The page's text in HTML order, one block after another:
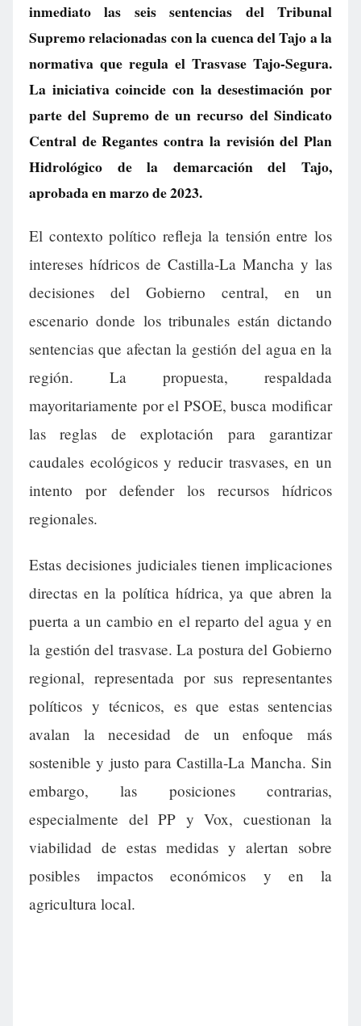
inmediato las seis sentencias del Tribunal
Supremo relacionadas con la cuenca del Tajo a la
normativa que regula el Trasvase Tajo-Segura.
La iniciativa coincide con la desestimación por
parte del Supremo de un recurso del Sindicato
Central de Regantes contra la revisión del Plan
Hidrológico de la demarcación del Tajo,
aprobada en marzo de 2023.
El contexto político refleja la tensión entre los
intereses hídricos de Castilla-La Mancha y las
decisiones del Gobierno central, en un
escenario donde los tribunales están dictando
sentencias que afectan la gestión del agua en la
región. La propuesta, respaldada
mayoritariamente por el PSOE, busca modificar
las reglas de explotación para garantizar
caudales ecológicos y reducir trasvases, en un
intento por defender los recursos hídricos
regionales.
Estas decisiones judiciales tienen implicaciones
directas en la política hídrica, ya que abren la
puerta a un cambio en el reparto del agua y en
la gestión del trasvase. La postura del Gobierno
regional, representada por sus representantes
políticos y técnicos, es que estas sentencias
avalan la necesidad de un enfoque más
sostenible y justo para Castilla-La Mancha. Sin
embargo, las posiciones contrarias,
especialmente del PP y Vox, cuestionan la
viabilidad de estas medidas y alertan sobre
posibles impactos económicos y en la
agricultura local.